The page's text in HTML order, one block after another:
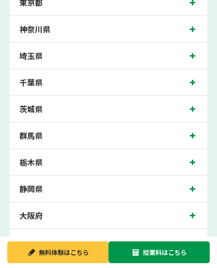
満でご入塾の場合、受講科目が1科目で+20点以上。60点以上でご入塾の場合、そ
上がらなければ、3学期目の対象科目授業料を全額免除し、1学期間無料で指導させ
ていただきます。＊定期テストの一科目あたりの満点数が100点でない地域では、
100点満点に換算した場合の上記 記載点数相当の内容を保証させていただきます。
小山中学校、清新中学校、中央中学校、田名中学校、大沢中学校の各中学校の生徒
験指導などを実施。
相模原近くの塾・個別指導塾。神奈川県相模原市の小学生・中学生・高校生の成績
アップの塾・個別指導塾なら「森塾 相模原校」へ。
相模原校の住所は神奈川県相模原市。周辺にはパークレーンズなどがございます。
呼び、相模原駅はもちろん、近隣の橋本駅や矢部駅からもお通いいただいておりま
す。無料体験受付中です！
神奈川県
埼玉県
千葉県
茨城県
群馬県
栃木県
静岡県
大阪府
新潟県
無料体験はこちら 授業料はこちら